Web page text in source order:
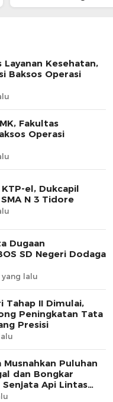
Bongkar Jaringan
Kesehatan,
Baksos Operasi
Fakultas
Operasi
el, Dukcapil
N 3 Tidore
Dugaan
SD Negeri Dodaga
yang lalu
II Dimulai,
Peningkatan Tata
Presisi
Puluhan
dan Bongkar
Api Lintas